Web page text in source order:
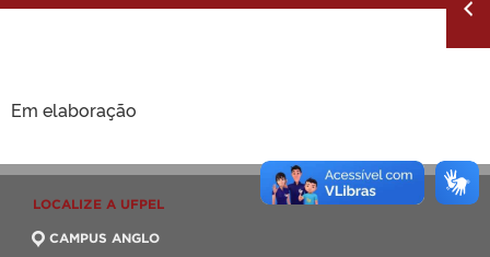
INTERNACIONAL
TELEFONES
Em elaboração
LOCALIZE A UFPEL
CAMPUS ANGLO